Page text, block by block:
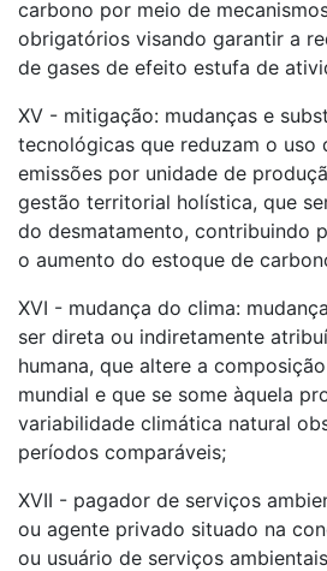
carbono por meio de
obrigatórios visando garantir a
de gases de efeito estufa de
XV - mitigação: mudanças e
tecnológicas que reduzam o uso
emissões por unidade de
gestão territorial holística, que
do desmatamento, contribuindo
o aumento do estoque de
XVI - mudança do clima:
ser direta ou indiretamente
humana, que altere a
mundial e que se some àquela
variabilidade climática natural
períodos comparáveis;
XVII - pagador de serviços
ou agente privado situado na
ou usuário de serviços